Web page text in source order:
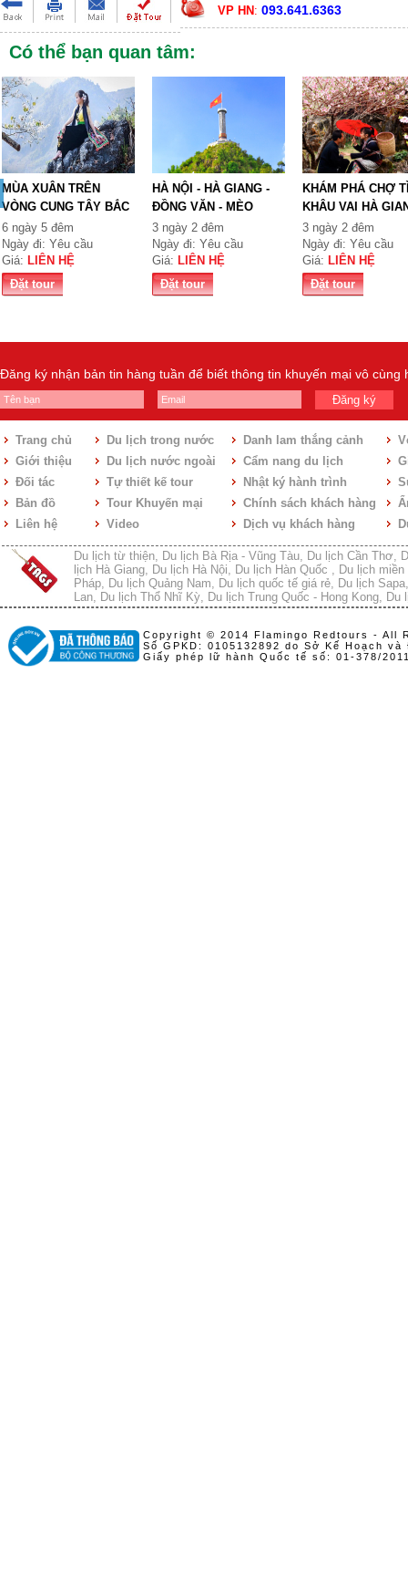
VP HN: 093.641.6363
Có thể bạn quan tâm:
MÙA XUÂN TRÊN
VÒNG CUNG TÂY BẮC
TỔ QUỐ...
6 ngày 5 đêm
Ngày đi: Yêu cầu
Giá: LIÊN HỆ
Đặt tour
HÀ NỘI - HÀ GIANG -
ĐỒNG VĂN - MÈO
VẠC...
3 ngày 2 đêm
Ngày đi: Yêu cầu
Giá: LIÊN HỆ
Đặt tour
KHÁM PHÁ CHỢ
KHÂU VAI HÀ
3 ngày 2 đêm
Ngày đi: Yêu cầu
Giá: LIÊN HỆ
Đặt tour
Đăng ký nhận bản tin hàng tuần để biết thông tin khuyến mại vô cùng
Đăng ký
Trang chủ
Giới thiệu
Đối tác
Bản đồ
Liên hệ
Du lịch trong nước
Du lịch nước ngoài
Tự thiết kế tour
Tour Khuyến mại
Video
Danh lam thắng cảnh
Cẩm nang du lịch
Nhật ký hành trình
Chính sách khách hàng
Dịch vụ khách hàng
Du lịch từ thiện, Du lịch Bà Rịa - Vũng Tàu, Du lịch Cần Thơ,
lịch Hà Giang, Du lịch Hà Nội, Du lịch Hàn Quốc , Du lịch miền
Pháp, Du lịch Quảng Nam, Du lịch quốc tế giá rẻ, Du lịch Sapa
Lan, Du lịch Thổ Nhĩ Kỳ, Du lịch Trung Quốc - Hong Kong, Du
Copyright © 2014 Flamingo Redtours - All
Số GPKD: 0105132892 do Sở Kế Hoạch
Giấy phép lữ hành Quốc tế số: 01-378/